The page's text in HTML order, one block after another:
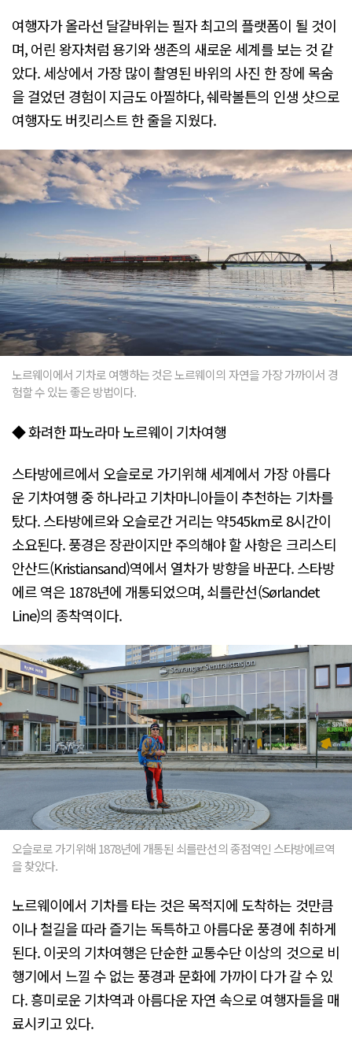
여행자가 올라선 달걀바위는 필자 최고의 플랫폼이 될 것이
며, 어린 왕자처럼 용기와 생존의 새로운 세계를 보는 것 같
았다. 세상에서 가장 많이 촬영된 바위의 사진 한 장에 목숨
을 걸었던 경험이 지금도 아찔하다, 쉐락볼튼의 인생 샷으로
여행자도 버킷리스트 한 줄을 지웠다.
노르웨이에서 기차로 여행하는 것은 노르웨이의 자연을 가장 가까이서 경
험할 수 있는 좋은 방법이다.
◆ 화려한 파노라마 노르웨이 기차여행
스타방에르에서 오슬로로 가기위해 세계에서 가장 아름다
운 기차여행 중 하나라고 기차마니아들이 추천하는 기차를
탔다. 스타방에르와 오슬로간 거리는 약545km로 8시간이
소요된다. 풍경은 장관이지만 주의해야 할 사항은 크리스티
안산드(Kristiansand)역에서 열차가 방향을 바꾼다. 스타방
에르 역은 1878년에 개통되었으며, 쇠를란선(Sørlandet
Line)의 종착역이다.
오슬로로 가기위해 1878년에 개통된 쇠를란선의 종점역인 스타방에르역
을 찾았다.
노르웨이에서 기차를 타는 것은 목적지에 도착하는 것만큼
이나 철길을 따라 즐기는 독특하고 아름다운 풍경에 취하게
된다. 이곳의 기차여행은 단순한 교통수단 이상의 것으로 비
행기에서 느낄 수 없는 풍경과 문화에 가까이 다가 갈 수 있
다. 흥미로운 기차역과 아름다운 자연 속으로 여행자들을 매
료시키고 있다.